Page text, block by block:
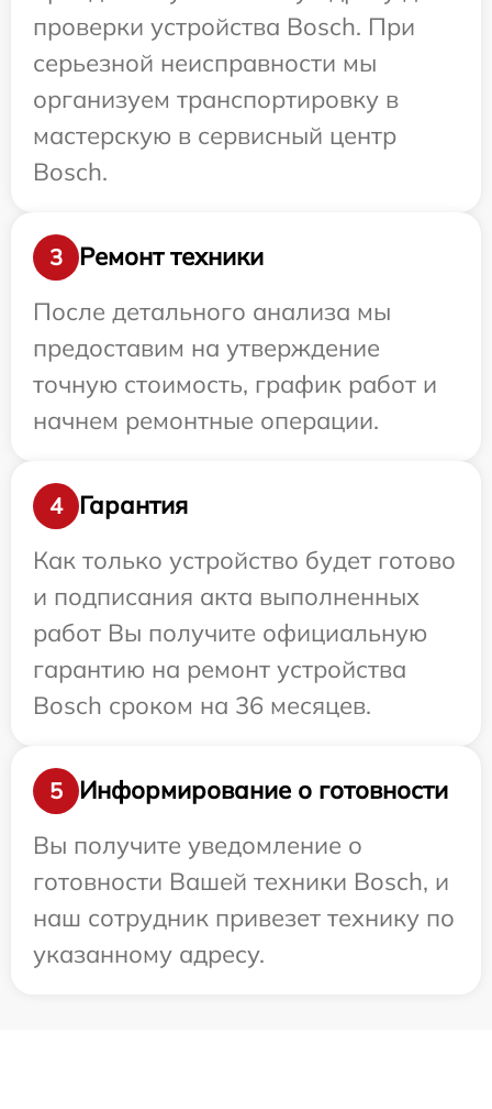
проверки устройства Bosch. При
серьезной неисправности мы
организуем транспортировку в
мастерскую в сервисный центр
Bosch.
3
Ремонт техники
После детального анализа мы
предоставим на утверждение
точную стоимость, график работ и
начнем ремонтные операции.
4
Гарантия
Как только устройство будет готово
и подписания акта выполненных
работ Вы получите официальную
гарантию на ремонт устройства
Bosch сроком на 36 месяцев.
5
Информирование о готовности
Вы получите уведомление о
готовности Вашей техники Bosch, и
наш сотрудник привезет технику по
указанному адресу.